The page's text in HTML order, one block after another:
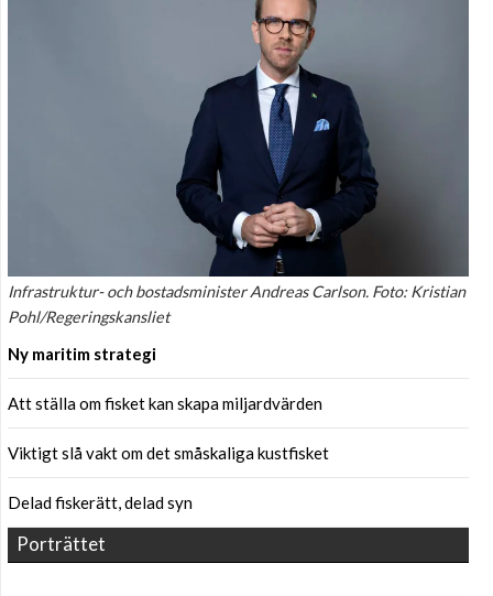
Infrastruktur- och bostadsminister Andreas Carlson. Foto: Kristian
Pohl/Regeringskansliet
Ny maritim strategi
Att ställa om fisket kan skapa miljardvärden
Viktigt slå vakt om det småskaliga kustfisket
Delad fiskerätt, delad syn
Porträttet